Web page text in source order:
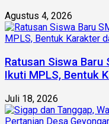
Agustus 4, 2026
Ratusan Siswa Baru
Ikuti MPLS, Bentuk
Juli 18, 2026